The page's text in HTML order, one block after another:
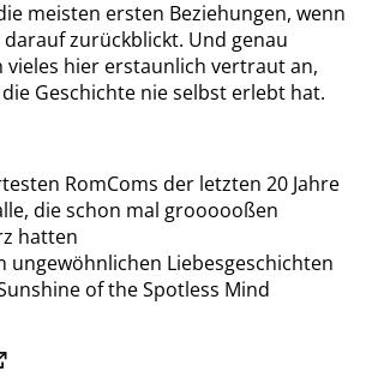
meisten ersten Beziehungen, wenn
zurückblickt. Und genau
vieles hier erstaunlich vertraut an,
Geschichte nie selbst erlebt hat.
RomComs der letzten 20 Jahre
die schon mal groooooßen
hatten
ungewöhnlichen Liebesgeschichten
of the Spotless Mind